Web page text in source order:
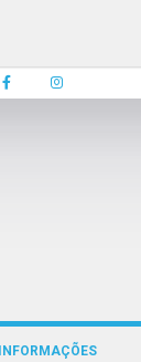
INFORMAÇÕES